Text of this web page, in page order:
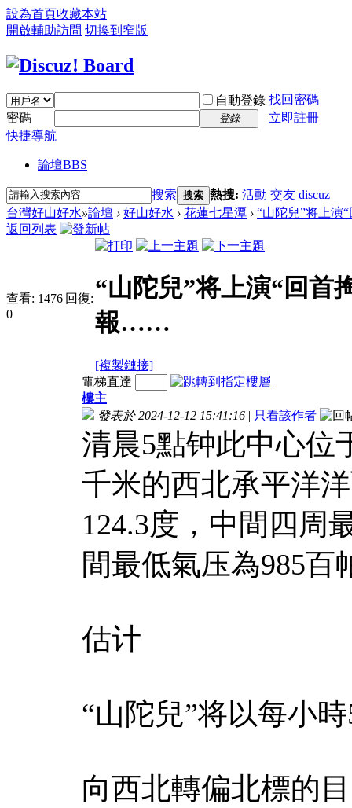
設為首頁收藏本站
開啟輔助訪問 切換到窄版
自動登錄 找回密碼
密碼
登錄
立即註冊
快捷導航
論壇BBS
搜索 搜索 熱搜: 活動 交友 discuz
台灣好山好水»論壇 › 好山好水 › 花蓮七星潭 › “山陀兒”将上演
返回列表
查看: 1476|回復:
0
“山陀兒”将上演“回首
報……
[複製鏈接]
電梯直達
樓主
發表於 2024-12-12 15:41:16 | 只看該作者
清晨5點钟此中心位
千米的西北承平洋
124.3度，中間四周
間最低氣压為985百
估计
“山陀兒”将以每小
向西北轉偏北標的